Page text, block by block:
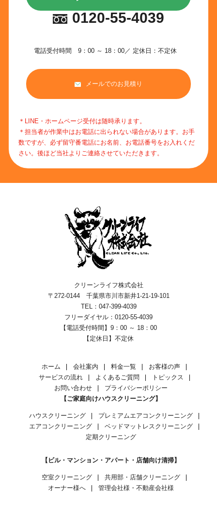
0120-55-4039
電話受付時間 9：00 ～ 18：00／ 定休日：不定休
メールでのお見積り
＊LINE・ホームページ受付は随時承ります。
＊担当者が作業中はお電話に出られない場合があります。お手
数ですが、必ず留守番電話にお名前、お電話番号をお入れくだ
さい。後ほど当社よりご連絡させていただきます。
クリーンライフ株式会社
〒272-0144 千葉県市川市新井1-21-19-101
TEL：047-399-4039
フリーダイヤル：0120-55-4039
【電話受付時間】9：00 ～ 18：00
【定休日】不定休
ホーム 会社案内 料金一覧
お客様の声
サービスの流れ
よくあるご質問
トピックス
お問い合わせ
プライバシーポリシー
【ご家庭向けハウスクリーニング】
ハウスクリーニング
プレミアムエアコンクリーニング
エアコンクリーニング
ベッドマットレスクリーニング
定期クリーニング
【ビル・マンション・アパート・店舗向け清掃】
空室クリーニング
共用部・店舗クリーニング
オーナー様へ
管理会社様・不動産会社様